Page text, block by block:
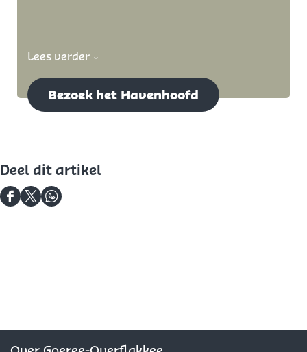
Lees verder
Bezoek het Havenhoofd
Deel dit artikel
D
z
D
z
D
z